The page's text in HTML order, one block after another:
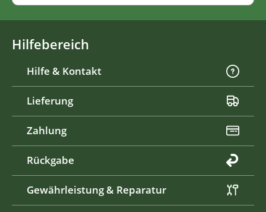
Hilfebereich
Hilfe & Kontakt
Lieferung
Zahlung
Rückgabe
Gewährleistung & Reparatur